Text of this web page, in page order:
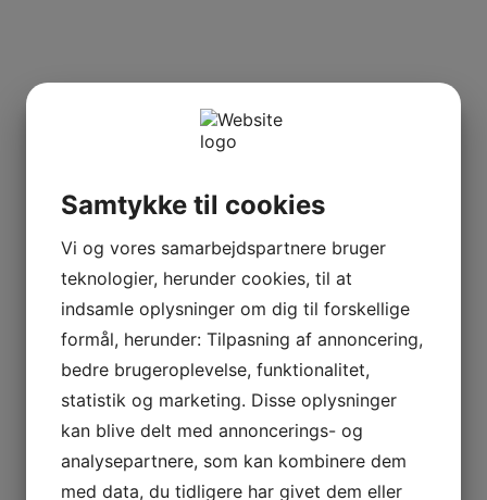
Samtykke til cookies
Vi og vores samarbejdspartnere bruger
teknologier, herunder cookies, til at
indsamle oplysninger om dig til forskellige
formål, herunder: Tilpasning af annoncering,
bedre brugeroplevelse, funktionalitet,
statistik og marketing. Disse oplysninger
kan blive delt med annoncerings- og
analysepartnere, som kan kombinere dem
med data, du tidligere har givet dem eller